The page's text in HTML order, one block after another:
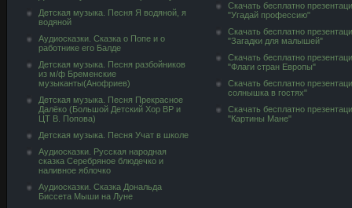
Детская музыка. Песня Я водяной, я
водяной
Аудиосказки. Сказка о Попе и о
работнике его Балде
Детская музыка. Песня разбойников
из м/ф Бременские
музыканты(Анофриев)
Детская музыка. Песня Прекрасное
Далёко (Большой Детский Хор ВР и
ЦТ В. Попова)
Детская музыка. Песня Учат в школе
Аудиосказки. Русская народная
сказка Серебряное блюдечко и
наливное яблочко
Аудиосказки. Сказка Дональда
Биссета Мыши на Луне
Скачать бесплатно
"Угадай профессию"
Скачать бесплатно
"Загадки для малышей"
Скачать бесплатно
"Флаги стран Европы"
Скачать бесплатно
солнышка в гостях"
Скачать бесплатно
"Картины Мане"